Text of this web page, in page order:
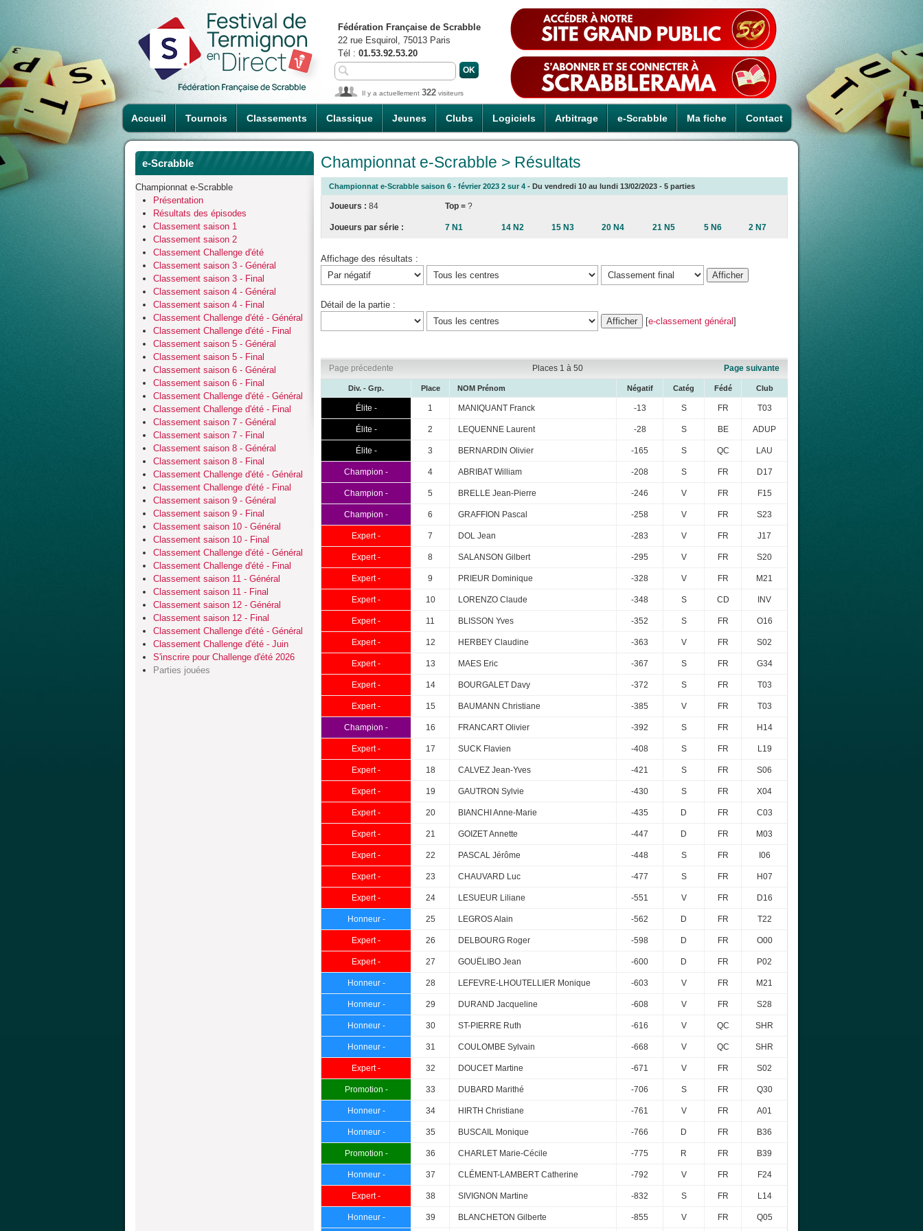
Accueil Tournois Classements Classique Jeunes Clubs Logiciels Arbitrage e-Scrabble Ma fiche Contact
Fédération Française de Scrabble
22 rue Esquirol, 75013 Paris
Tél : 01.53.92.53.20
Il y a actuellement 322 visiteurs
e-Scrabble
Championnat e-Scrabble
Présentation
Résultats des épisodes
Classement saison 1
Classement saison 2
Classement Challenge d'été
Classement saison 3 - Général
Classement saison 3 - Final
Classement saison 4 - Général
Classement saison 4 - Final
Classement Challenge d'été - Général
Classement Challenge d'été - Final
Classement saison 5 - Général
Classement saison 5 - Final
Classement saison 6 - Général
Classement saison 6 - Final
Classement Challenge d'été - Général
Classement Challenge d'été - Final
Classement saison 7 - Général
Classement saison 7 - Final
Classement saison 8 - Général
Classement saison 8 - Final
Classement Challenge d'été - Général
Classement Challenge d'été - Final
Classement saison 9 - Général
Classement saison 9 - Final
Classement saison 10 - Général
Classement saison 10 - Final
Classement Challenge d'été - Général
Classement Challenge d'été - Final
Classement saison 11 - Général
Classement saison 11 - Final
Classement saison 12 - Général
Classement saison 12 - Final
Classement Challenge d'été - Général
Classement Challenge d'été - Juin
S'inscrire pour Challenge d'été 2026
Parties jouées
Championnat e-Scrabble > Résultats
Championnat e-Scrabble saison 6 - février 2023 2 sur 4 - Du vendredi 10 au lundi 13/02/2023 - 5 parties
Joueurs : 84 Top = ?
Joueurs par série : 7 N1 14 N2 15 N3 20 N4 21 N5 5 N6 2 N7
Affichage des résultats :
Détail de la partie :
[e-classement général]
Page précedente Places 1 à 50 Page suivante
Div. - Grp. Place NOM Prénom Négatif Catég Fédé Club
Élite - 1 MANIQUANT Franck -13 S FR T03
Élite - 2 LEQUENNE Laurent -28 S BE ADUP
Élite - 3 BERNARDIN Olivier -165 S QC LAU
Champion - 4 ABRIBAT William -208 S FR D17
Champion - 5 BRELLE Jean-Pierre -246 V FR F15
Champion - 6 GRAFFION Pascal -258 V FR S23
Expert - 7 DOL Jean -283 V FR J17
Expert - 8 SALANSON Gilbert -295 V FR S20
Expert - 9 PRIEUR Dominique -328 V FR M21
Expert - 10 LORENZO Claude -348 S CD INV
Expert - 11 BLISSON Yves -352 S FR O16
Expert - 12 HERBEY Claudine -363 V FR S02
Expert - 13 MAES Eric -367 S FR G34
Expert - 14 BOURGALET Davy -372 S FR T03
Expert - 15 BAUMANN Christiane -385 V FR T03
Champion - 16 FRANCART Olivier -392 S FR H14
Expert - 17 SUCK Flavien -408 S FR L19
Expert - 18 CALVEZ Jean-Yves -421 S FR S06
Expert - 19 GAUTRON Sylvie -430 S FR X04
Expert - 20 BIANCHI Anne-Marie -435 D FR C03
Expert - 21 GOIZET Annette -447 D FR M03
Expert - 22 PASCAL Jérôme -448 S FR I06
Expert - 23 CHAUVARD Luc -477 S FR H07
Expert - 24 LESUEUR Liliane -551 V FR D16
Honneur - 25 LEGROS Alain -562 D FR T22
Expert - 26 DELBOURG Roger -598 D FR O00
Expert - 27 GOUËLIBO Jean -600 D FR P02
Honneur - 28 LEFEVRE-LHOUTELLIER Monique -603 V FR M21
Honneur - 29 DURAND Jacqueline -608 V FR S28
Honneur - 30 ST-PIERRE Ruth -616 V QC SHR
Honneur - 31 COULOMBE Sylvain -668 V QC SHR
Expert - 32 DOUCET Martine -671 V FR S02
Promotion - 33 DUBARD Marithé -706 S FR Q30
Honneur - 34 HIRTH Christiane -761 V FR A01
Honneur - 35 BUSCAIL Monique -766 D FR B36
Promotion - 36 CHARLET Marie-Cécile -775 R FR B39
Honneur - 37 CLÉMENT-LAMBERT Catherine -792 V FR F24
Expert - 38 SIVIGNON Martine -832 S FR L14
Honneur - 39 BLANCHETON Gilberte -855 V FR Q05